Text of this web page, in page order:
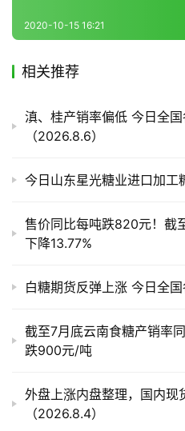
道
业
销
储
2020-10-15 16:21
相关推荐
滇、桂产销率偏低 今日全
（2026.8.6）
今日山东星光糖业进口加工
售价同比每吨跌820元！截
下降13.77%
白糖期货反弹上涨 今日全
截至7月底云南食糖产销率
跌900元/吨
外盘上涨内盘整理，国内现
（2026.8.4）